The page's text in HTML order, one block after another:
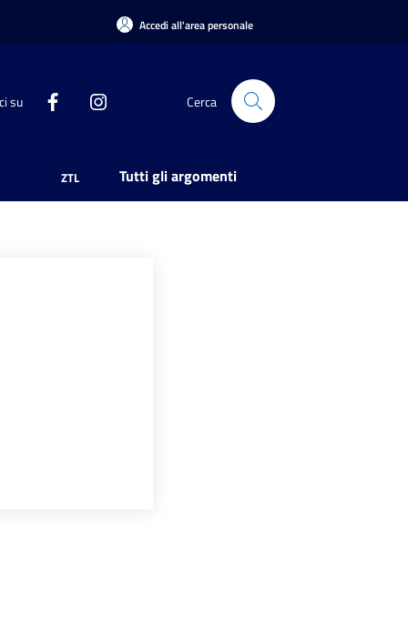
Accedi all'area personale
su Cerca
ZTL Tutti gli argomenti